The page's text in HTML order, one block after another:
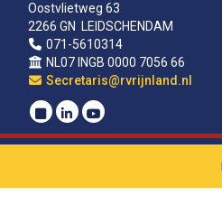
Oostvlietweg 63
2266 GN LEIDSCHENDAM
071-5610314
NL07 INGB 0000 7056 66
siraterceS@rvrijnland.nl